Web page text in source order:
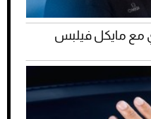
مع مايكل فيلبس